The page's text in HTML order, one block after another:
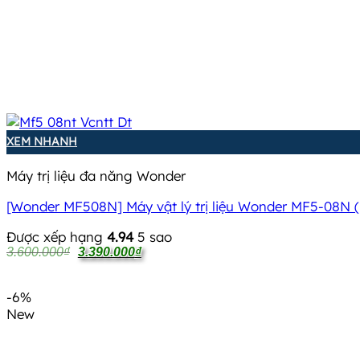
XEM NHANH
Máy trị liệu đa năng Wonder
[Wonder MF508N] Máy vật lý trị liệu Wonder MF5-08N
Được xếp hạng 4.945 sao
3.600.000₫ Giá
gốc
3.390.000₫Giá
hiện
-6%
New